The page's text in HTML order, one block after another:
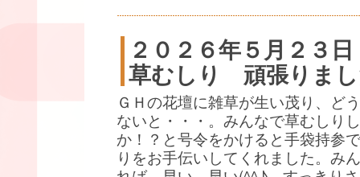
２０２６年５月２３日
草むしり 頑張りま
ＧＨの花壇に雑草が生い茂り、ど
ないと・・・。みんなで草むしり
か！？と号令をかけると手袋持参
りをお手伝いしてくれました。み